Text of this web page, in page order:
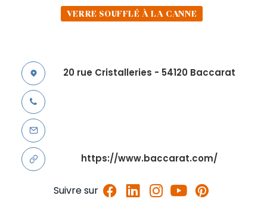
VERRE SOUFFLÉ À LA CANNE
20 rue Cristalleries - 54120 Baccarat
https://www.baccarat.com/
Suivre sur